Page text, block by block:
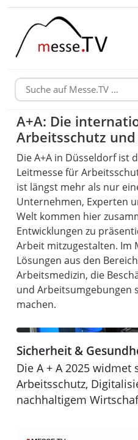
A+A: Die
Arbeitsschutz
Die A+A in Düsseldorf ist
Leitmesse für
ist längst mehr als nur
Unternehmen, Experten
Welt kommen hier
Entwicklungen zu
Arbeit mitzugestalten. Im
Lösungen aus den
Arbeitsmedizin, die
und Arbeitsumgebungen
machen.
Sicherheit & Gesundheit
A + A 2025
Sicherheit &
Die A + A 2025
Arbeitsschutz,
nachhaltigem